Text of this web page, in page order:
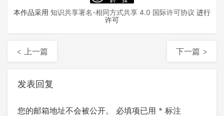
本作品采用 知识共享署名-相同方式共享 4.0 国际许可协议 进行
许可
< 上一篇 下一篇 >
发表回复
您的邮箱地址不会被公开。 必填项已用 * 标注